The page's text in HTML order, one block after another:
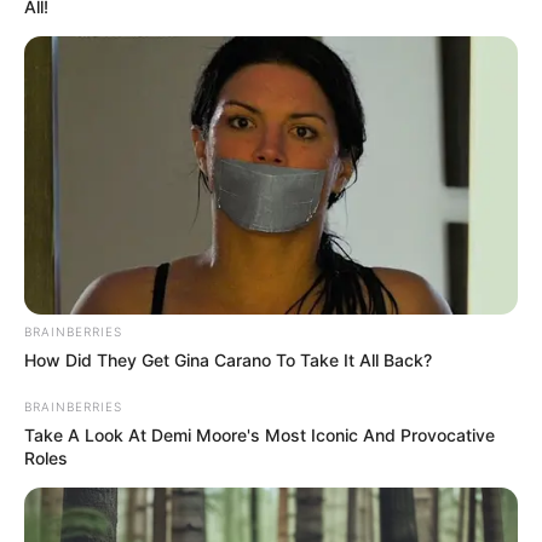
from this section
കോൺഗ്രസ് നേതാവും മുൻ
ഗ്രാമപഞ്ചായത്ത് പ്രസിഡന്റും
വ്യവസായിയുമായ ഡേവിഡ് ഡിസൂസ
ആക്രമിച്ച പുലി വനംവകുപ്പിന്റെ കൂട്ടിൽ
നടപടികൾ ആരംഭിച്ചു
ആലപ്പുഴയിൽ അറ്റകുറ്റപ്പണിക്കായി
കൊണ്ടുപോകുന്നതിനിടെ ധൻബാദ്
All!
BRAINBERRIES
How Did They Get Gina Carano To Take It All Back?
BRAINBERRIES
Take A Look At Demi Moore's Most Iconic And Provocative
Roles